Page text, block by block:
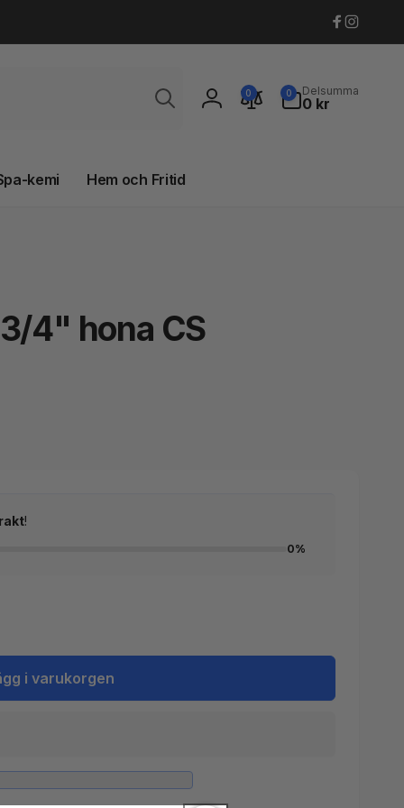
Facebook
Logga
0 0
artiklar
Delsumma
0 kr
kemi Hem och Fritid
4" hona CS
!
0%
i varukorgen